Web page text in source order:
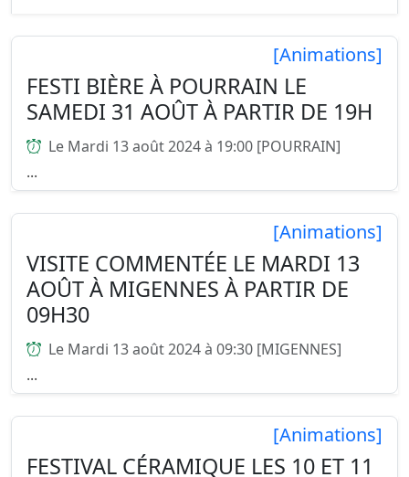
[Animations]
FESTI BIÈRE À POURRAIN LE
SAMEDI 31 AOÛT À PARTIR DE 19H
Le Mardi 13 août 2024 à 19:00 [POURRAIN]
...
[Animations]
VISITE COMMENTÉE LE MARDI 13
AOÛT À MIGENNES À PARTIR DE
09H30
Le Mardi 13 août 2024 à 09:30 [MIGENNES]
...
[Animations]
FESTIVAL CÉRAMIQUE LES 10 ET 11